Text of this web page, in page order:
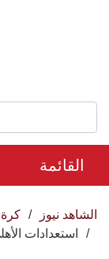
القائمة
الشاهد نيوز
كرة
استعدادات